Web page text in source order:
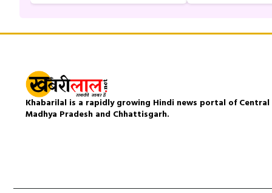
Khabarilal is a rapidly growing Hindi news portal of Central
Madhya Pradesh and Chhattisgarh.